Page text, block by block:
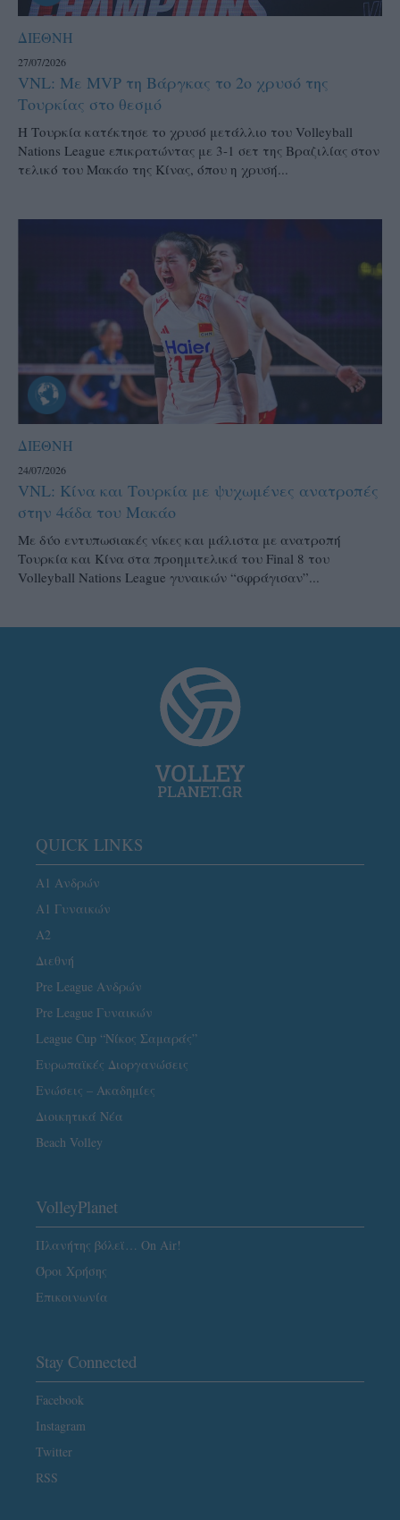
ΔΙΕΘΝΗ
27/07/2026
VNL: Με MVP τη Βάργκας το 2ο χρυσό της
Τουρκίας στο θεσμό
H Τουρκία κατέκτησε το χρυσό μετάλλιο του Volleyball
Nations League επικρατώντας με 3-1 σετ της Βραζιλίας στον
τελικό του Μακάο της Κίνας, όπου η χρυσή...
ΔΙΕΘΝΗ
24/07/2026
VNL: Κίνα και Τουρκία με ψυχωμένες ανατροπές
στην 4άδα του Μακάο
Με δύο εντυπωσιακές νίκες και μάλιστα με ανατροπή
Τουρκία και Κίνα στα προημιτελικά του Final 8 του
Volleyball Nations League γυναικών “σφράγισαν”...
QUICK LINKS
Α1 Ανδρών
Α1 Γυναικών
A2
Διεθνή
Pre League Ανδρών
Pre League Γυναικών
League Cup “Νίκος Σαμαράς”
Ευρωπαϊκές Διοργανώσεις
Ενώσεις – Ακαδημίες
Διοικητικά Νέα
Beach Volley
VolleyPlanet
Πλανήτης βόλεϊ… On Air!
Όροι Χρήσης
Επικοινωνία
Stay Connected
Facebook
Instagram
Twitter
RSS